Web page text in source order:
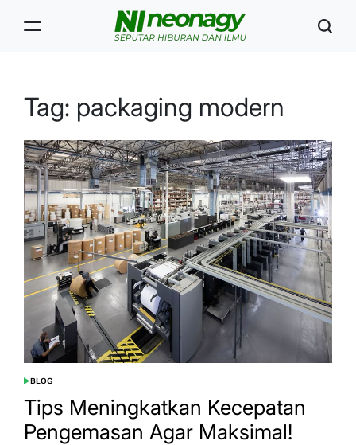
Tag: packaging modern
POSTED
BLOG
Tips Meningkatkan Kecepatan
Pengemasan Agar Maksimal!